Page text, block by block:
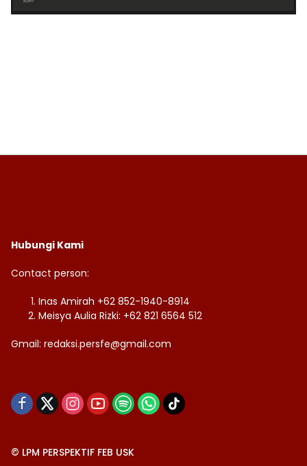
Hubungi Kami
Contact person:
Inas Amirah +62 852-1940-8914
Meisya Aulia Rizki: +62 821 6564 512
Gmail: redaksi.persfe@gmail.com
© LPM PERSPEKTIF FEB USK